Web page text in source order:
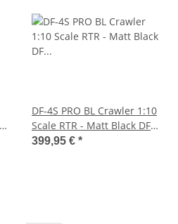
DF-4S PRO BL Crawler 1:10
Scale RTR - Matt Black DF
Models 3226
399,95 € *